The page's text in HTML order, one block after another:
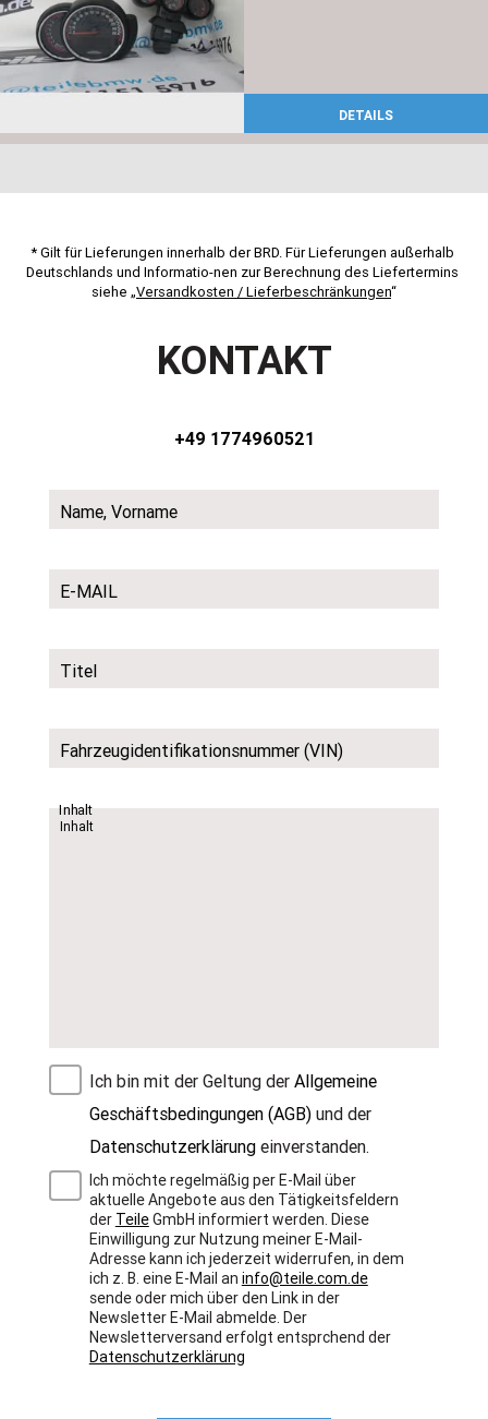
DETAILS
* Gilt für Lieferungen innerhalb der BRD. Für Lieferungen außerhalb
Deutschlands und Informatio-nen zur Berechnung des Liefertermins
siehe „Versandkosten / Lieferbeschränkungen“
KONTAKT
+49 1774960521
Name, Vorname
E-MAIL
Titel
Fahrzeugidentifikationsnummer (VIN)
Inhalt
Ich bin mit der Geltung der Allgemeine
Geschäftsbedingungen (AGB)und der
Datenschutzerklärungeinverstanden.
Ich möchte regelmäßig per E-Mail über
aktuelle Angebote aus den Tätigkeitsfeldern
der TeileGmbH informiert werden. Diese
Einwilligung zur Nutzung meiner E-Mail-
Adresse kann ich jederzeit widerrufen, in dem
ich z. B. eine E-Mail an info@teile.com.de
sende oder mich über den Link in der
Newsletter E-Mail abmelde. Der
Newsletterversand erfolgt entsprchend der
Datenschutzerklärung